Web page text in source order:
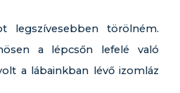
legszívesebben törölném.
a lépcsőn lefelé való
a lábainkban lévő izomláz